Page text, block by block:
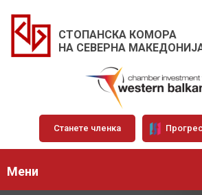
СТОПАНСКА КОМОРА
НА СЕВЕРНА
Станете членка
Мени